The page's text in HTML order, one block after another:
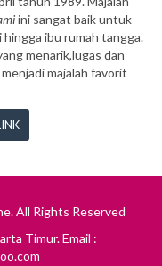
ini sangat baik untuk
ibu rumah tangga.
menarik,lugas dan
majalah favorit
All Rights Reserved
Timur. Email :